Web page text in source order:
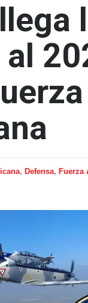
, Defensa, Fuerza